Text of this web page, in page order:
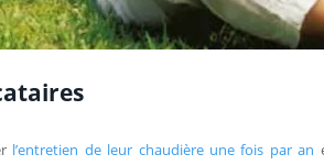
l’entretien de leur chaudière une fois par an